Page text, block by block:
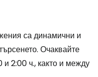
са динамични и
Очаквайте
2:00 ч., както и между